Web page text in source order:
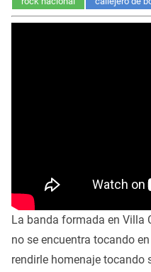
La banda formada en Villa
no se encuentra tocando
rendirle homenaje tocando